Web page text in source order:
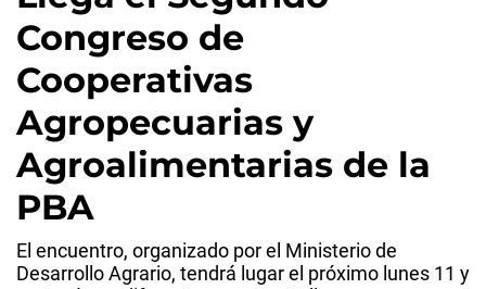
Congreso de
Cooperativas
Agropecuarias y
Agroalimentarias de la
PBA
El encuentro, organizado por el Ministerio de
Desarrollo Agrario, tendrá lugar el próximo lunes 11 y